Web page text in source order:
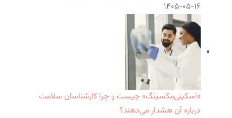
۱۴۰۵-۰۵-۱۶
«اسکینی‌مکسینگ» چیست و چرا کارشناسان سلامت
درباره آن هشدار می‌دهند؟